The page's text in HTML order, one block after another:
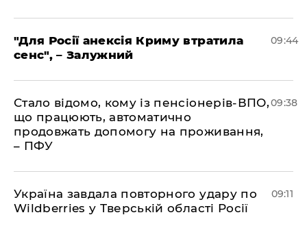
"Для Росії анексія Криму втратила
сенс", – Залужний
09:44
Стало відомо, кому із пенсіонерів-ВПО,
що працюють, автоматично
продовжать допомогу на проживання,
– ПФУ
09:38
Україна завдала повторного удару по
Wildberries у Тверській області Росії
09:11